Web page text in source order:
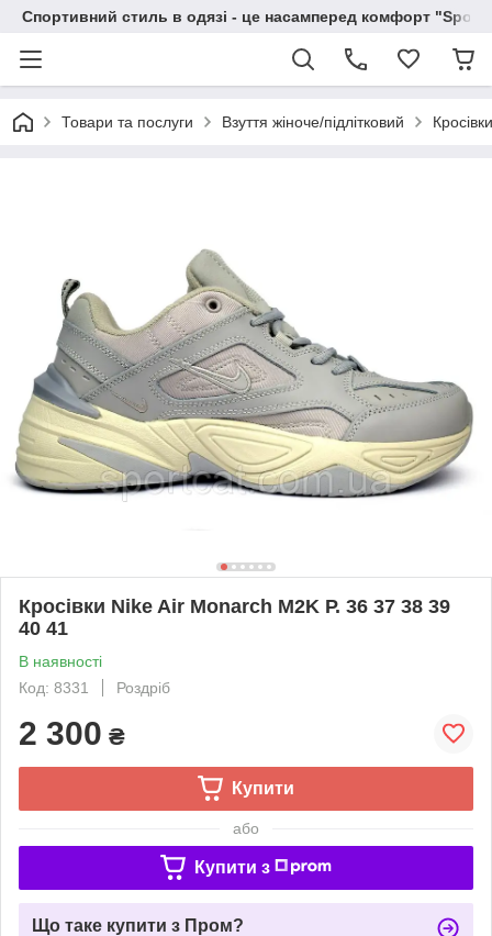
Спортивний стиль в одязі - це насамперед комфорт
Товари та послуги Взуття жіноче/підлітковий
Кросівки Nike Air Monarch M2K Р. 36 37 38 39
40 41
В наявності
Код: 8331
Роздріб
2 300 ₴
Купити
або
Купити з
Що таке купити з Пром?